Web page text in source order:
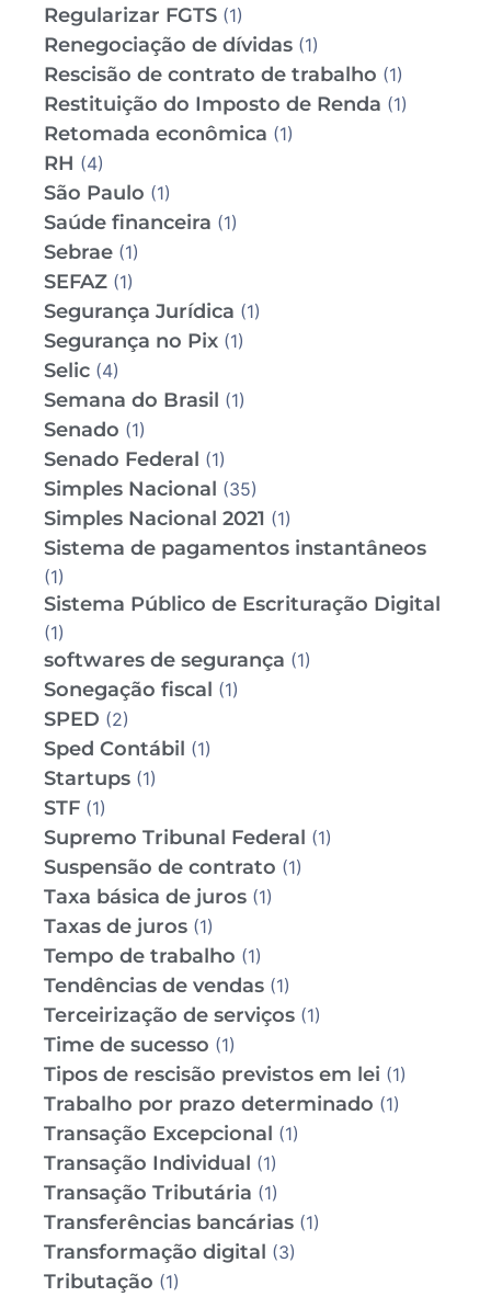
Regularizar FGTS (1)
Renegociação de dívidas (1)
Rescisão de contrato de trabalho (1)
Restituição do Imposto de Renda (1)
Retomada econômica (1)
RH (4)
São Paulo (1)
Saúde financeira (1)
Sebrae (1)
SEFAZ (1)
Segurança Jurídica (1)
Segurança no Pix (1)
Selic (4)
Semana do Brasil (1)
Senado (1)
Senado Federal (1)
Simples Nacional (35)
Simples Nacional 2021 (1)
Sistema de pagamentos instantâneos
(1)
Sistema Público de Escrituração Digital
(1)
softwares de segurança (1)
Sonegação fiscal (1)
SPED (2)
Sped Contábil (1)
Startups (1)
STF (1)
Supremo Tribunal Federal (1)
Suspensão de contrato (1)
Taxa básica de juros (1)
Taxas de juros (1)
Tempo de trabalho (1)
Tendências de vendas (1)
Terceirização de serviços (1)
Time de sucesso (1)
Tipos de rescisão previstos em lei (1)
Trabalho por prazo determinado (1)
Transação Excepcional (1)
Transação Individual (1)
Transação Tributária (1)
Transferências bancárias (1)
Transformação digital (3)
Tributação (1)